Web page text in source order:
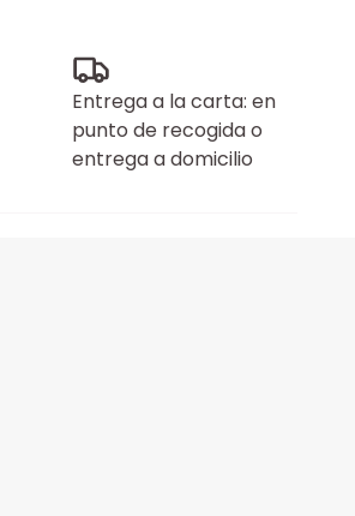
Entrega a la carta: en
punto de recogida o
entrega a domicilio